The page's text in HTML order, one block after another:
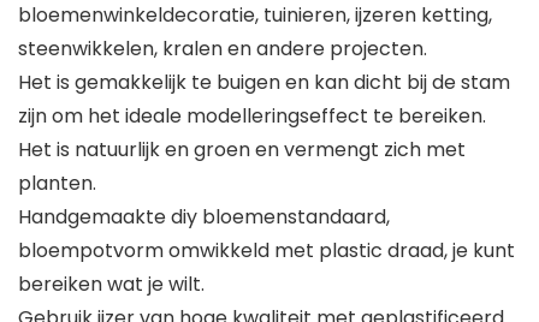
bloemenwinkeldecoratie, tuinieren, ijzeren ketting,
steenwikkelen, kralen en andere projecten.
Het is gemakkelijk te buigen en kan dicht bij de stam
zijn om het ideale modelleringseffect te bereiken.
Het is natuurlijk en groen en vermengt zich met
planten.
Handgemaakte diy bloemenstandaard,
bloempotvorm omwikkeld met plastic draad, je kunt
bereiken wat je wilt.